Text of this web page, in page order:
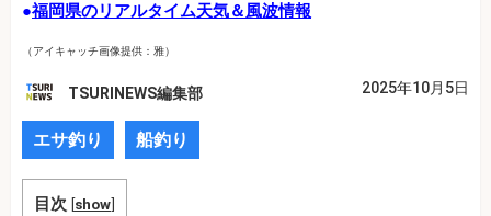
●福岡県のリアルタイム天気＆風波情報
（アイキャッチ画像提供：雅）
TSURINEWS編集部 2025年10月5日
エサ釣り 船釣り
目次 [show]